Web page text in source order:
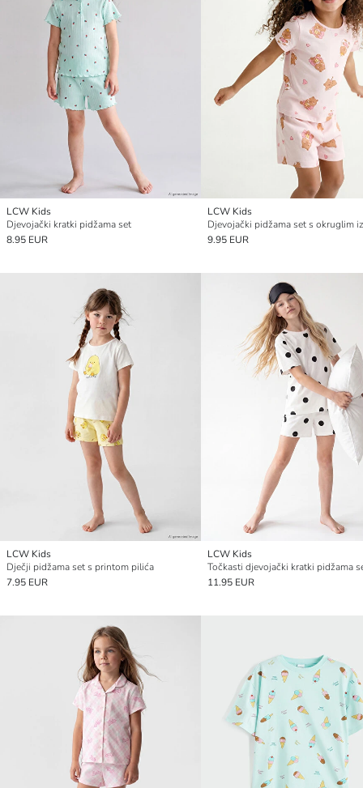
LCW Kids
Djevojački kratki pidžama set
8.95 EUR
LCW Kids
9.95 EUR
LCW Kids
Dječji pidžama set s printom pilića
7.95 EUR
LCW Kids
Točkasti djevojački kratki pidžama
11.95 EUR